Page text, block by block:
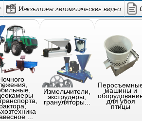
Инкубаторы автоматические видео
...
Измельчители,
экструдеры,
грануляторы...
машины и
для убоя
птицы